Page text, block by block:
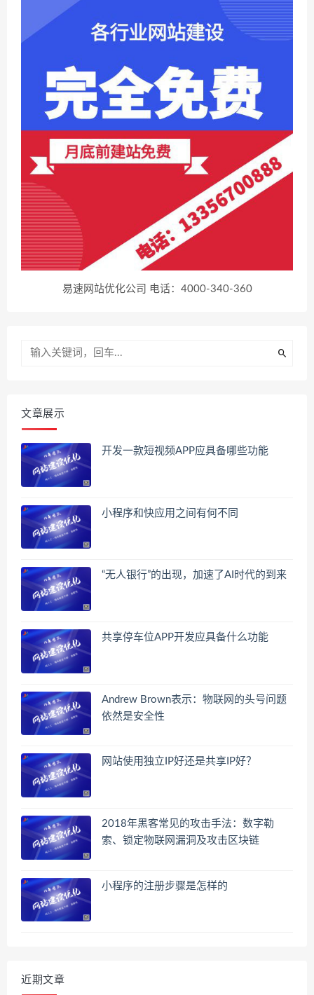
易速网站优化公司 电话：4000-340-360
文章展示
开发一款短视频APP应具备哪些功能
小程序和快应用之间有何不同
“无人银行”的出现，加速了AI时代的到来
共享停车位APP开发应具备什么功能
Andrew Brown表示：物联网的头号问题
依然是安全性
网站使用独立IP好还是共享IP好？
2018年黑客常见的攻击手法：数字勒
索、锁定物联网漏洞及攻击区块链
小程序的注册步骤是怎样的
近期文章